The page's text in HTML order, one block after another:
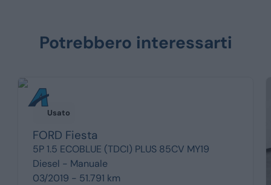
Potrebbero interessarti
Usato
FORD Fiesta
5P 1.5 ECOBLUE (TDCI) PLUS 85CV MY19
Diesel - Manuale
03/2019 - 51.791 km